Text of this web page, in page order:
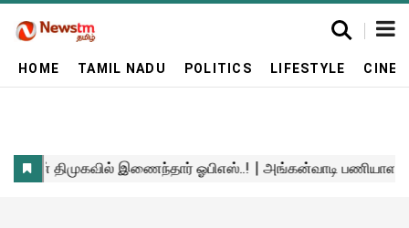
HOME TAMIL NADU POLITICS LIFESTYLE